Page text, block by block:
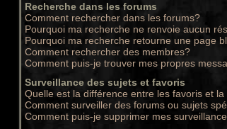
Recherche dans les forums
Comment rechercher dans les forums?
Pourquoi ma recherche ne renvoie aucun
Pourquoi ma recherche retourne une page
Comment rechercher des membres?
Comment puis-je trouver mes propres
Surveillance des sujets et favoris
Quelle est la différence entre les favoris et
Comment surveiller des forums ou sujets
Comment puis-je supprimer mes